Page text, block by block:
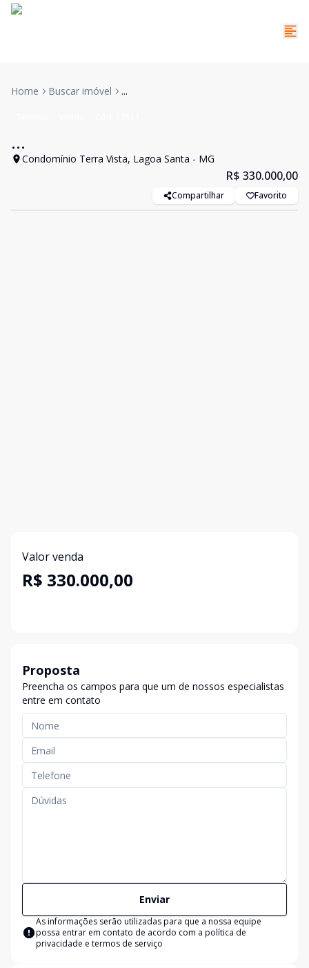
Home Buscar imóvel ...
...
Condomínio Terra Vista, Lagoa Santa - MG
R$ 330.000,00
Compartilhar Favorito
Valor venda
R$ 330.000,00
Proposta
Preencha os campos para que um de nossos especialistas
entre em contato
Enviar
As informações serão utilizadas para que a nossa equipe
possa entrar em contato de acordo com a política de
privacidade e termos de serviço